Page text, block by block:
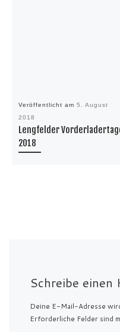
Veröffentlicht am 5. August
2018
Lengfelder
2018
Schreibe einen
Deine E-Mail-Adresse
Erforderliche Felder sind